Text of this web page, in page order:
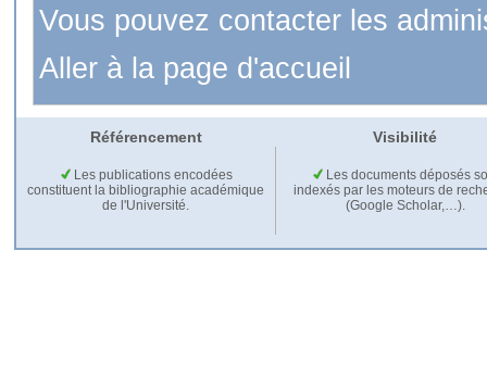
Vous pouvez contacter les
Aller à la page d'accueil
Référencement Visibilité
Les publications encodées
constituent la bibliographie académique
de l'Université.
Les documents déposés
indexés par les moteurs de
(Google Scholar,…).